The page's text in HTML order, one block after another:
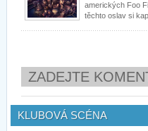
amerických Foo
těchto oslav si
ZADEJTE
KLUBOVÁ SCÉNA